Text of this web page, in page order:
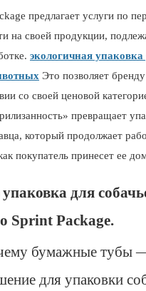
предлагает услуги по
на своей продукции,
экологичная
Это позволяет
со своей ценовой
превращает
который продолжает
покупатель принесет ее
для
Sprint Package.